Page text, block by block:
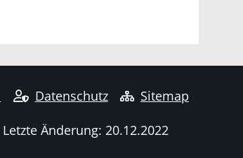
Datenschutz Sitemap
Letzte Änderung: 20.12.2022